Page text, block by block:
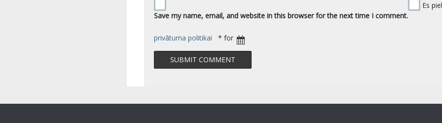
Save my name, email, and website in this browser for the next time I comment.
Es
privātuma politikai * for